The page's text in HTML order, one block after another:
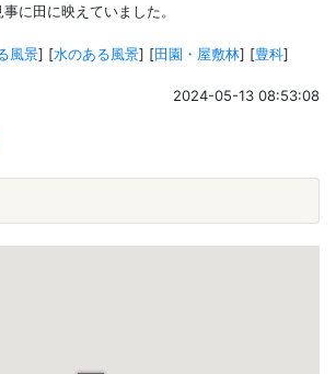
に田に映えていました。
風景] [水のある風景] [田園・屋敷林] [豊科]
2024-05-13 08:53:08